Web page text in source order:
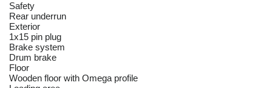
Safety
Rear underrun
Exterior
1x15 pin plug
Brake system
Drum brake
Floor
Wooden floor with Omega profile